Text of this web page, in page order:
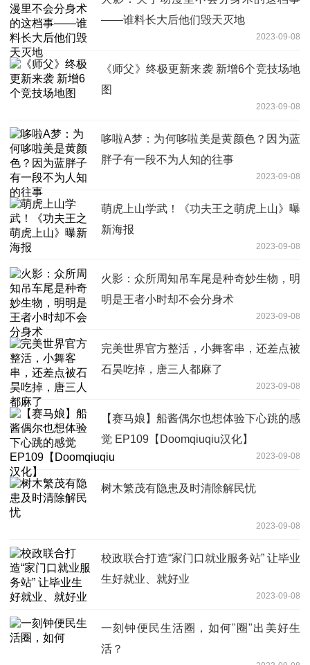
——谁料长大后他们毁天灭地
2023-09-08
《师父》终极更新来袭 新增6个竞技场地
图
2023-09-08
哆啦A梦：为何哆啦美是黄颜色？因为蓝
胖子有一段不为人知的往事
2023-09-08
萌虎上山学武！《功夫王之萌虎上山》曝
新海报
2023-09-08
火影：众所周知吊车尾是种奇妙生物，明
明是王者小时却不会分身术
2023-09-08
完美世界官方整活，小舞客串，还差点被
石昊吃掉，唐三人都麻了
2023-09-08
【赛马娘】船酱偶尔也想体验下心跳的感
觉 EP109【Doomqiuqiu汉化】
2023-09-08
树木繁茂有隐患及时清除解民忧
2023-09-08
校政联合打造“家门口就业服务站” 让毕业
生好就业、就好业
2023-09-08
一刻钟便民生活圈，如何"圈"出美好生
活？